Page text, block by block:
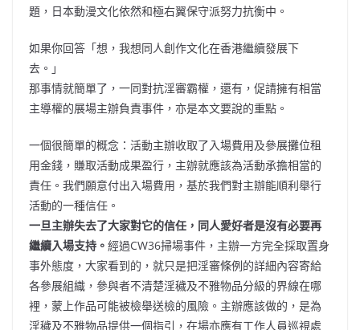
題，日本動漫文化依然和極右翼保守派努力抗衡中。
如果你回答「想，我想同人創作文化在香港繼續發展下
去。」
那事情就簡單了，一同對抗淫審霸權，還有，促請擁有相當
主導權的展場主辦負責事件，亦是本文要說的重點。
一個很簡單的概念：活動主辦收取了入場費用及參展攤位租
用金錢，賺取活動成果盈行，主辦就應該為活動承擔相當的
責任。我們願意付出入場費用，基於我們對主辦能順利舉行
活動的一種信任。
一旦主辦失去了大家對它的信任，同人愛好者是沒有必要再
繼續入場支持。 經過CW36掃場事件，主辦一方完全採取置身
事外態度，大家看到的，就只是把淫審條例的詳細內容寄給
各參展組織，參與者不清楚淫穢及不雅物品分級的界線在哪
裡，蒙上作品可能被檢舉送檢的風險。主辦應該做的，是為
淫穢及不雅物品提供一個指引，在場亦應有工作人員巡視處